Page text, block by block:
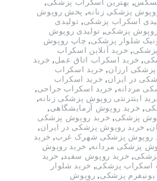
, بهترین اسکراب پزشکی,
پزشکی زنانه, پخش روپوش
اسکراب پزشکی, تولیدی
روپوش پزشکی, تولیدی روپوش
شلوار پزشکی, چاپ روپوش
, خرید آنلاین اسکراب
, خرید اسکراب اتاق عمل, خرید
ارزان, خرید اسکراب
در ایران, خرید اسکراب
مردانه, خرید اسکراب جراحی,
اینترنتی روپوش پزشکی زنانه,
, خرید روپوش آزمایشگاهی,
پزشکی, خرید روپوش پزشکی
, خرید روپوش پزشکی در ایران,
روپوش پزشکی شهرک غرب, خرید
پزشکی مردانه, خرید روپوش
, خرید روپوش سفید, خرید
اسکراب پزشکی, خرید شلوار
یونیفرم پزشکی, روپوش